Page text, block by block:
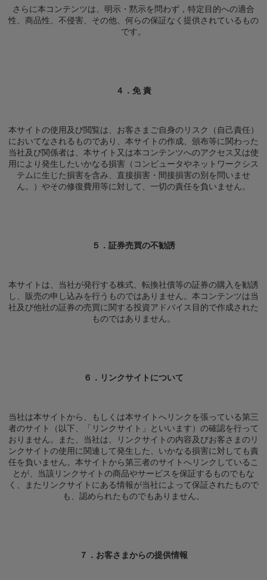
さらに本コンテンツは、明示・黙示を問わず，特定目的への適合
性、商品性、不侵害、その他、何らの保証なく提供されているもの
です。
４．免 責
本サイトの使用及び閲覧は、お客さまご自身のリスク（自己責任）
においてなされるものであり、本サイトの作成、頒布等に関わった
当社及び関係者は、本サイト又は本コンテンツへのアクセス又は使
用により発生したいかなる損害（コンピュータやネットワークシス
テムに生じた損害を含み、直接損害・間接損害の別を問いませ
ん。）やその修復費用等に対して、一切の責任を負いません。
５．証券売買の不勧誘
本サイトは、当社が発行する株式、転換社債等の証券の購入を勧誘
し、販売の申し込みを行うものではありません。本コンテンツは当
社及び他社の証券の売買に関する投資アドバイス目的で作成された
ものではありません。
６．リンクサイトについて
当社は本サイトから、もしくは本サイトへリンクを張っている第三
者のサイト（以下、「リンクサイト」といいます）の確認を行って
おりません。また、当社は、リンクサイトの内容及びお客さまのリ
ンクサイトの使用に関連して発生した、いかなる損害に対しても責
任を負いません。本サイトから第三者のサイトへリンクしているこ
とが、当該リンクサイトの商品やサービスを保証するものでもな
く、またリンクサイトにある情報が当社によって保証されたもので
も、認められたものでもありません。
７．お客さまからの提供情報